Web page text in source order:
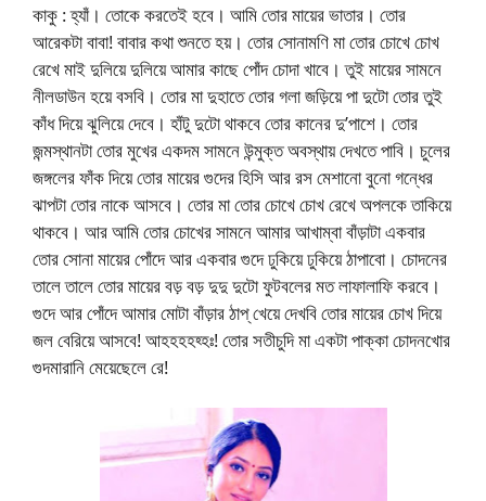
কাকু : হ্যাঁ। তোকে করতেই হবে। আমি তোর মায়ের ভাতার। তোর
আরেকটা বাবা! বাবার কথা শুনতে হয়। তোর সোনামণি মা তোর চোখে চোখ
রেখে মাই দুলিয়ে দুলিয়ে আমার কাছে পোঁদ চোদা খাবে। তুই মায়ের সামনে
নীলডাউন হয়ে বসবি। তোর মা দুহাতে তোর গলা জড়িয়ে পা দুটো তোর তুই
কাঁধ দিয়ে ঝুলিয়ে দেবে। হাঁটু দুটো থাকবে তোর কানের দু’পাশে। তোর
জন্মস্থানটা তোর মুখের একদম সামনে উন্মুক্ত অবস্থায় দেখতে পাবি। চুলের
জঙ্গলের ফাঁক দিয়ে তোর মায়ের গুদের হিসি আর রস মেশানো বুনো গন্ধের
ঝাপটা তোর নাকে আসবে। তোর মা তোর চোখে চোখ রেখে অপলকে তাকিয়ে
থাকবে। আর আমি তোর চোখের সামনে আমার আখাম্বা বাঁড়াটা একবার
তোর সোনা মায়ের পোঁদে আর একবার গুদে ঢুকিয়ে ঢুকিয়ে ঠাপাবো। চোদনের
তালে তালে তোর মায়ের বড় বড় দুদু দুটো ফুটবলের মত লাফালাফি করবে।
গুদে আর পোঁদে আমার মোটা বাঁড়ার ঠাপ্ খেয়ে দেখবি তোর মায়ের চোখ দিয়ে
জল বেরিয়ে আসবে! আহহহহহ্হঃ! তোর সতীচুদি মা একটা পাক্কা চোদনখোর
গুদমারানি মেয়েছেলে রে!